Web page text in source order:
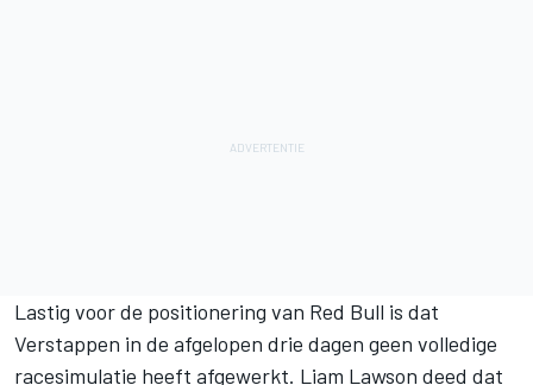
Lastig voor de positionering van Red Bull is dat
Verstappen in de afgelopen drie dagen geen volledige
racesimulatie heeft afgewerkt. Liam Lawson deed dat